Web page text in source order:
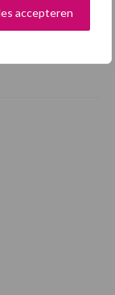
accepteren
kan in de bio-